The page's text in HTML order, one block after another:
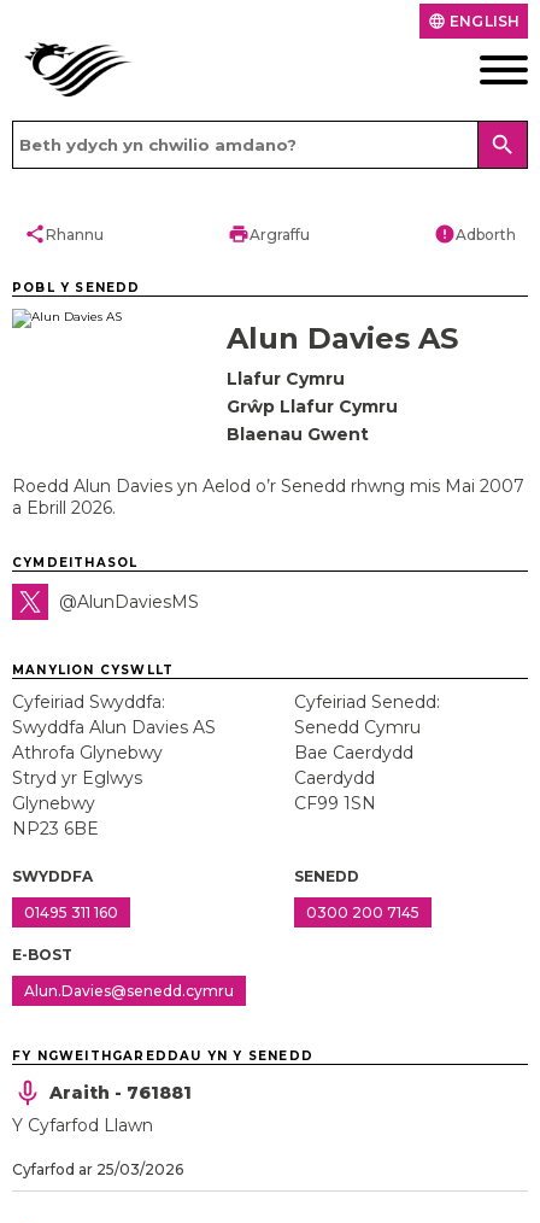
language ENGLISH
search
shareRhannu printArgraffu errorAdborth
POBL Y SENEDD
Alun Davies AS
Llafur Cymru
Grŵp Llafur Cymru
Blaenau Gwent
Roedd Alun Davies yn Aelod o’r Senedd rhwng mis Mai 2007
a Ebrill 2026.
CYMDEITHASOL
@AlunDaviesMS
MANYLION CYSWLLT
Cyfeiriad Swyddfa:
Swyddfa Alun Davies AS
Athrofa Glynebwy
Stryd yr Eglwys
Glynebwy
NP23 6BE
SWYDDFA
01495 311 160
Cyfeiriad Senedd:
Senedd Cymru
Bae Caerdydd
Caerdydd
CF99 1SN
SENEDD
0300 200 7145
E-BOST
Alun.Davies@senedd.cymru
FY NGWEITHGAREDDAU YN Y SENEDD
Araith - 761881
Y Cyfarfod Llawn
Cyfarfod ar 25/03/2026